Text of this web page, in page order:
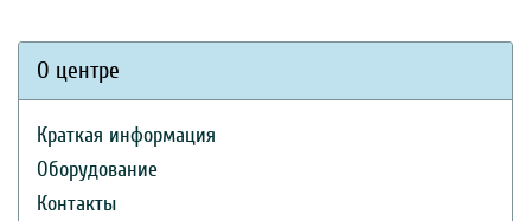
О центре
Краткая информация
Оборудование
Контакты